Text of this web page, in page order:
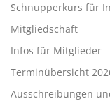
Schnupperkurs für
Mitgliedschaft
Infos für Mitglieder
Terminübersicht
Ausschreibungen